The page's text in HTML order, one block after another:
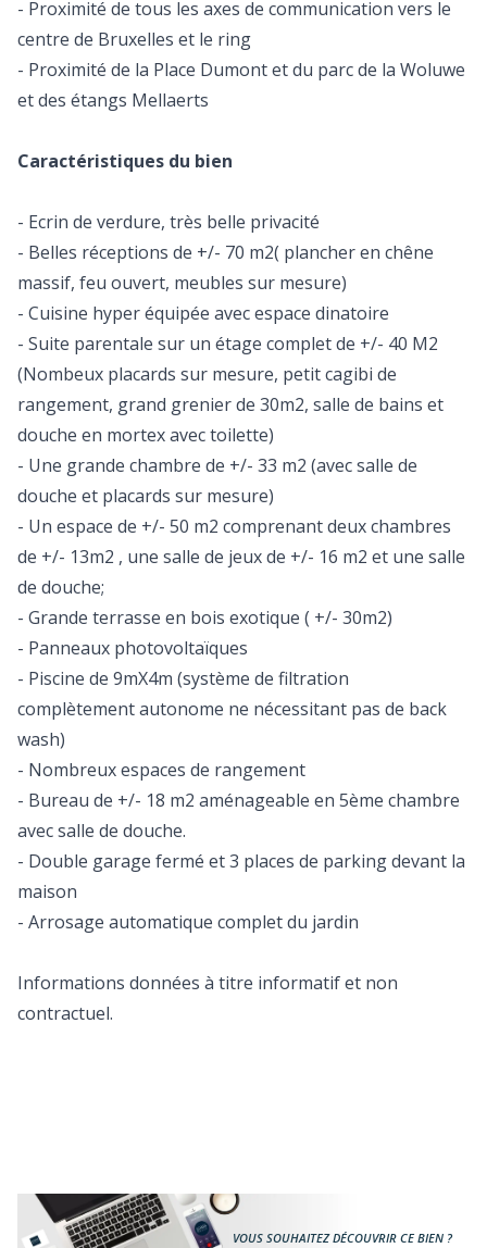
- Proximité de tous les axes de communication vers le
centre de Bruxelles et le ring
- Proximité de la Place Dumont et du parc de la Woluwe
et des étangs Mellaerts
Caractéristiques du bien
- Ecrin de verdure, très belle privacité
- Belles réceptions de +/- 70 m2( plancher en chêne
massif, feu ouvert, meubles sur mesure)
- Cuisine hyper équipée avec espace dinatoire
- Suite parentale sur un étage complet de +/- 40 M2
(Nombeux placards sur mesure, petit cagibi de
rangement, grand grenier de 30m2, salle de bains et
douche en mortex avec toilette)
- Une grande chambre de +/- 33 m2 (avec salle de
douche et placards sur mesure)
- Un espace de +/- 50 m2 comprenant deux chambres
de +/- 13m2 , une salle de jeux de +/- 16 m2 et une salle
de douche;
- Grande terrasse en bois exotique ( +/- 30m2)
- Panneaux photovoltaïques
- Piscine de 9mX4m (système de filtration
complètement autonome ne nécessitant pas de back
wash)
- Nombreux espaces de rangement
- Bureau de +/- 18 m2 aménageable en 5ème chambre
avec salle de douche.
- Double garage fermé et 3 places de parking devant la
maison
- Arrosage automatique complet du jardin
Informations données à titre informatif et non
contractuel.
VOUS SOUHAITEZ DÉCOUVRIR CE BIEN ?